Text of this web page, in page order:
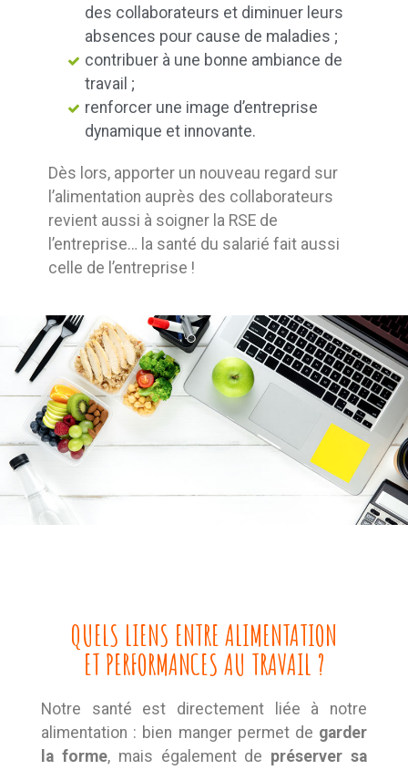
des collaborateurs et diminuer leurs
absences pour cause de maladies ;
contribuer à une bonne ambiance de
travail ;
renforcer une image d’entreprise
dynamique et innovante.
Dès lors, apporter un nouveau regard sur
l’alimentation auprès des collaborateurs
revient aussi à soigner la RSE de
l’entreprise… la santé du salarié fait aussi
celle de l’entreprise !
QUELS LIENS ENTRE ALIMENTATION
ET PERFORMANCES AU TRAVAIL ?
Notre santé est directement liée à notre
alimentation : bien manger permet de garder
la forme, mais également de préserver sa